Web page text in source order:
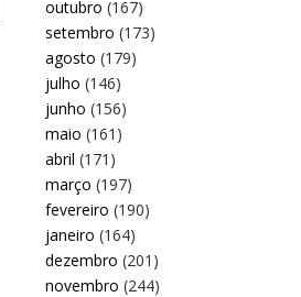
outubro (167)
setembro (173)
agosto (179)
julho (146)
junho (156)
maio (161)
abril (171)
março (197)
fevereiro (190)
janeiro (164)
dezembro (201)
novembro (244)